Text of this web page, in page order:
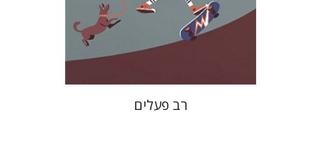
הנחת אתר ספר אלקטרוני
רב פעלים